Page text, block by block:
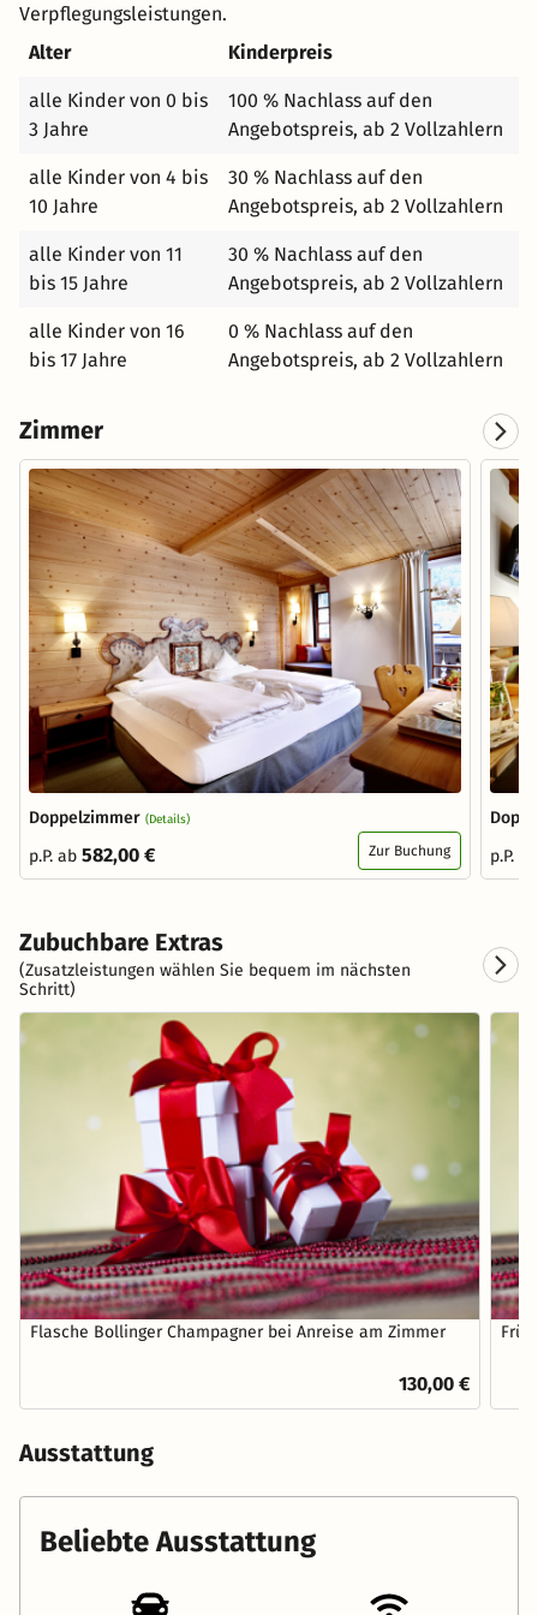
Tal der Almen bildet den urigen Kontrast zu
Gourmetdinner, Luxus-Suite und Beauty Treatment im
verbandelten Alm begrüßt Sie unser Team mit ehrlicher
Gastfreundschaft und regionalen Schmankerln. Ob für
die gemütliche Rast oder als Nachtquartier: auf der
Mooslehenalm bringen wir unseren Gästen die
Verpflegungsleistungen.
Alter
Kinderpreis
alle Kinder von 0 bis
3 Jahre
100 % Nachlass auf den
Angebotspreis, ab 2 Vollzahlern
alle Kinder von 4 bis
10 Jahre
30 % Nachlass auf den
Angebotspreis, ab 2 Vollzahlern
alle Kinder von 11
bis 15 Jahre
30 % Nachlass auf den
Angebotspreis, ab 2 Vollzahlern
alle Kinder von 16
bis 17 Jahre
0 % Nachlass auf den
Angebotspreis, ab 2 Vollzahlern
Zimmer
Doppelzimmer (Details)
p.P. ab 582,00 € Zur Buchung
p.P.
Zubuchbare Extras
(Zusatzleistungen wählen Sie bequem im nächsten
Schritt)
Flasche Bollinger Champagner bei Anreise am Zimmer
130,00 €
Ausstattung
Beliebte Ausstattung